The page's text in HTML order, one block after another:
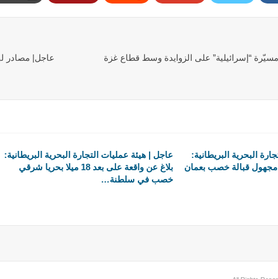
“إسرائيلية” على الزوايدة وسط قطاع غزة
عاجل| مصادر
البحرية البريطانية:
قبالة خصب بعمان
عاجل | هيئة عمليات التجارة البحرية البريطانية:
بلاغ عن واقعة على بعد 18 ميلا بحريا شرقي
خصب في سلطنة…